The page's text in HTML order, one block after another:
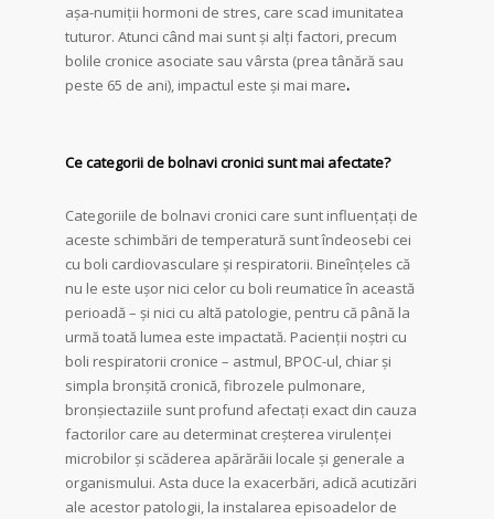
așa-numiții hormoni de stres, care scad imunitatea
tuturor. Atunci când mai sunt și alți factori, precum
bolile cronice asociate sau vârsta (prea tânără sau
peste 65 de ani), impactul este și mai mare.
Ce categorii de bolnavi cronici sunt mai afectate?
Categoriile de bolnavi cronici care sunt influențați de
aceste schimbări de temperatură sunt îndeosebi cei
cu boli cardiovasculare și respiratorii. Bineînțeles că
nu le este ușor nici celor cu boli reumatice în această
perioadă – și nici cu altă patologie, pentru că până la
urmă toată lumea este impactată. Pacienții noștri cu
boli respiratorii cronice – astmul, BPOC-ul, chiar și
simpla bronșită cronică, fibrozele pulmonare,
bronșiectaziile sunt profund afectați exact din cauza
factorilor care au determinat creșterea virulenței
microbilor și scăderea apărărăii locale și generale a
organismului. Asta duce la exacerbări, adică acutizări
ale acestor patologii, la instalarea episoadelor de